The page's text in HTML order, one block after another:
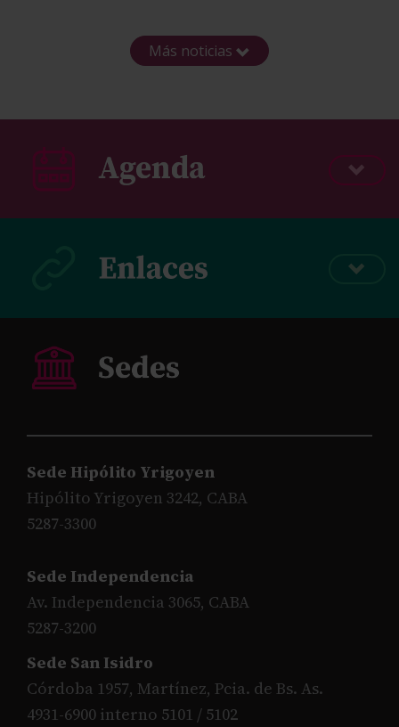
Más noticias
Sede Hipólito Yrigoyen
Hipólito Yrigoyen 3242, CABA
5287-3300
Sede Independencia
Av. Independencia 3065, CABA
5287-3200
Sede San Isidro
Córdoba 1957, Martínez, Pcia. de Bs. As.
4931-6900 interno 5101 / 5102